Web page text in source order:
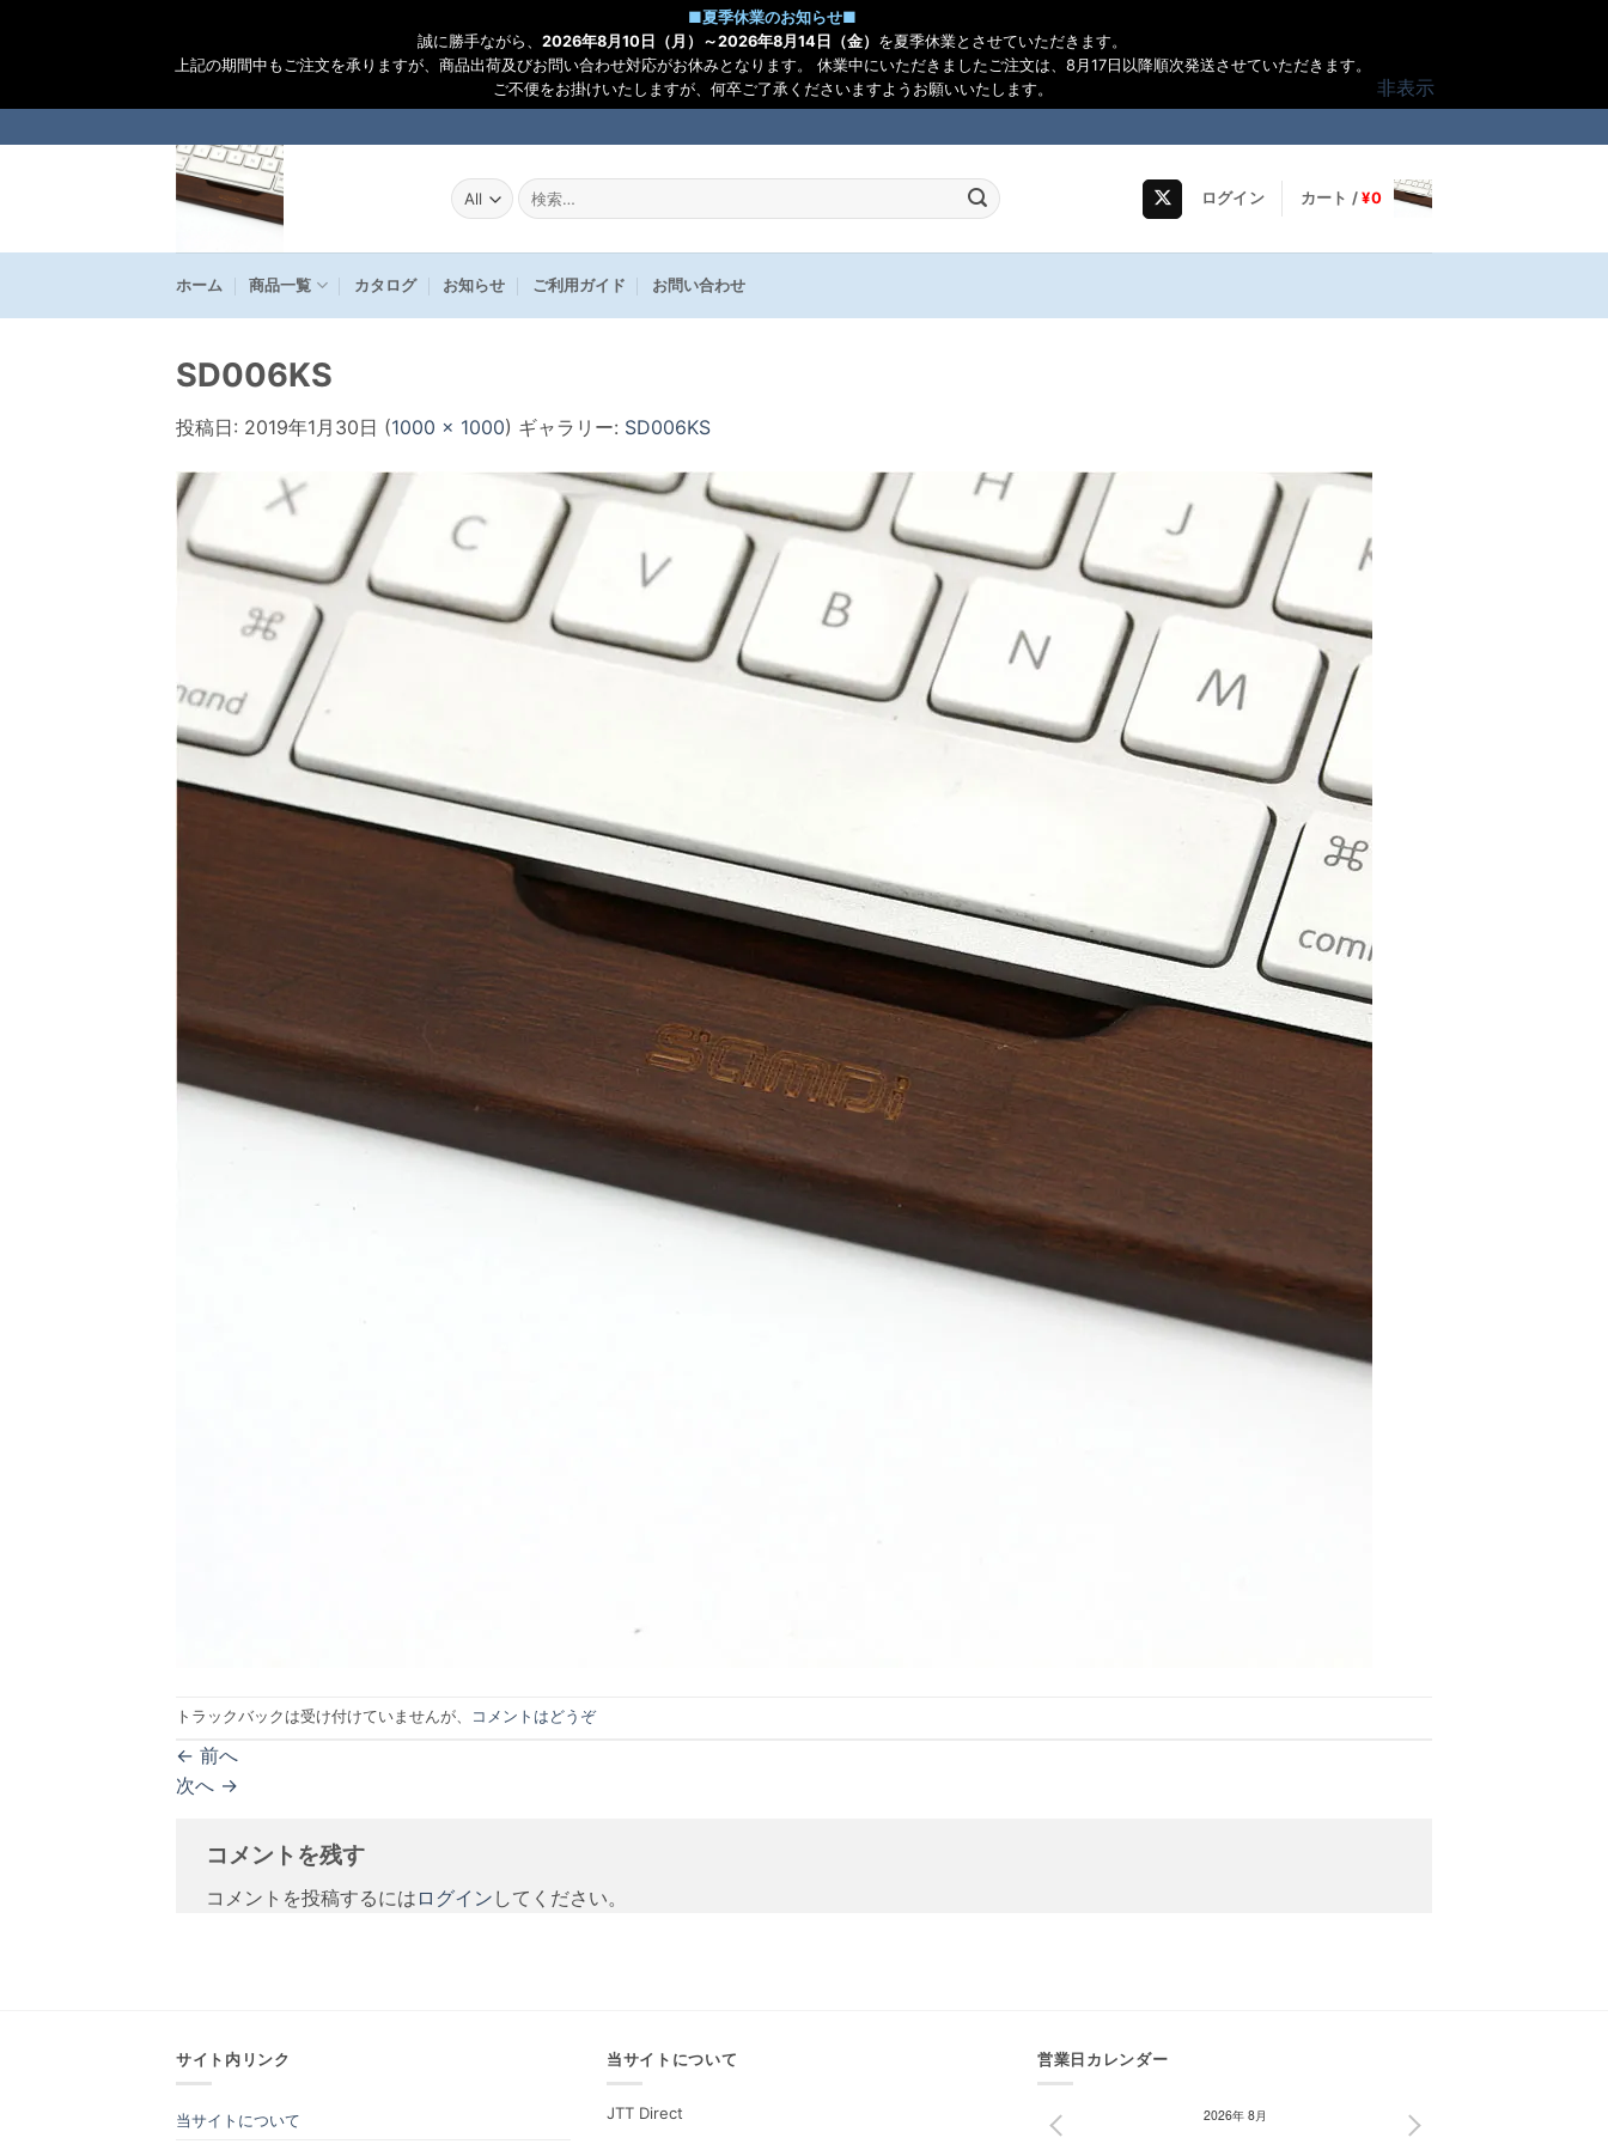
■夏季休業のお知らせ■
誠に勝手ながら、 2026年8月10日（月）～2026年8月14日（金） を夏季休業とさせていただきます。
上記の期間中もご注文を承りますが、商品出荷及びお問い合わせ対応がお休みとなります。 休業中にいただきましたご注文は、8月17日以降順次発送させていただきます。
ご不便をお掛けいたしますが、何卒ご了承くださいますようお願いいたします。
非表示
to
検
索
果:
ログイン カート /¥0
ホーム 商品一覧 カタログ お知らせ ご利用ガイド お問い合わせ
SD006KS
投稿日: 2019年1月30日 (1000 × 1000) ギャラリー: SD006KS
トラックバックは受け付けていませんが、 コメントはどうぞ
← 前へ
次へ →
コメントを残す
コメントを投稿するには ログイン してください。
サイト内リンク
当サイトについて
当サイトについて
JTT Direct
営業日カレンダー
2026年 8月